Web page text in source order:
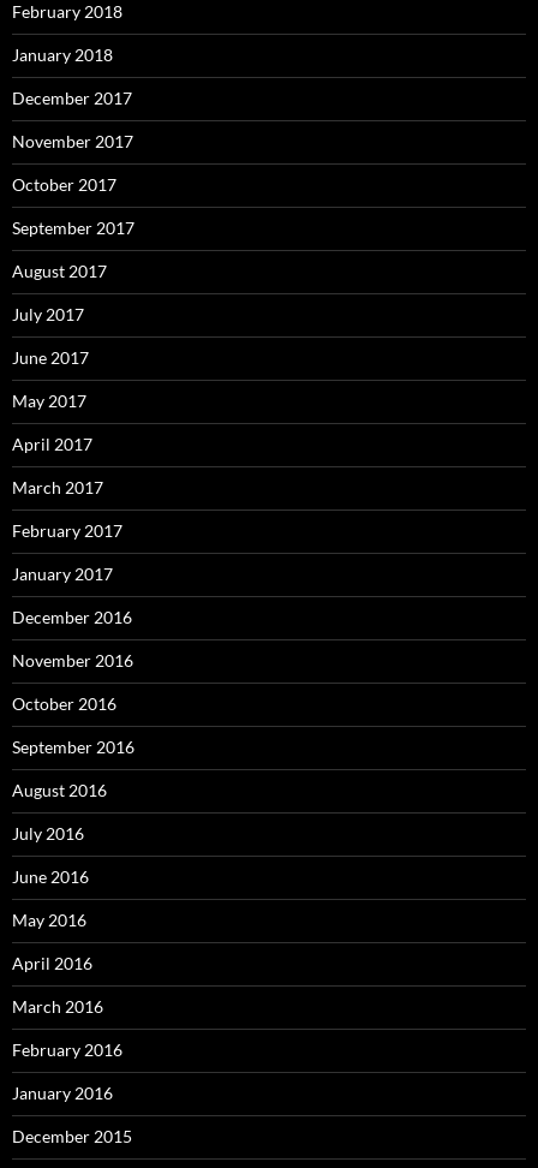
February 2018
January 2018
December 2017
November 2017
October 2017
September 2017
August 2017
July 2017
June 2017
May 2017
April 2017
March 2017
February 2017
January 2017
December 2016
November 2016
October 2016
September 2016
August 2016
July 2016
June 2016
May 2016
April 2016
March 2016
February 2016
January 2016
December 2015